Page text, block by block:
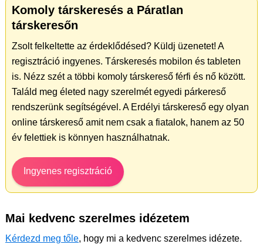
Komoly társkeresés a Páratlan
társkeresőn
Zsolt felkeltette az érdeklődésed? Küldj üzenetet! A
regisztráció ingyenes. Társkeresés mobilon és tableten
is. Nézz szét a többi komoly társkereső férfi és nő között.
Találd meg életed nagy szerelmét egyedi párkereső
rendszerünk segítségével. A Erdélyi társkereső egy olyan
online társkereső amit nem csak a fiatalok, hanem az 50
év felettiek is könnyen használhatnak.
Ingyenes regisztráció
Mai kedvenc szerelmes idézetem
Kérdezd meg tőle, hogy mi a kedvenc szerelmes idézete.